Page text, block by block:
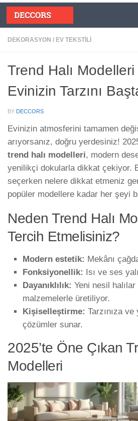
Skip to content
DEKORASYON / EV TEKSTILI
Trend Halı
Evinizin Tarzını
BY DECCORS
Evinizin atmosferini tamamen
arıyorsanız, doğru yerdesiniz!
trend halı modelleri, modern
yenilikçi dokularla dikkat çekiyor.
seçerken nelere dikkat etmeniz
popüler modellere kadar her şeyi
Neden Trend Halı
Tercih Etmelisiniz?
Modern estetik: Mekânı
Fonksiyonellik:
Isı ve ses
Dayanıklılık: Yeni nesil
malzemelerle üretiliyor.
Kişiselleştirme: Tarzınıza ve
çözümler sunar.
2025’te Öne Çıkan
Modelleri